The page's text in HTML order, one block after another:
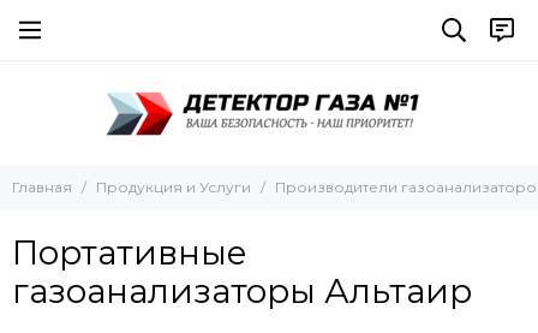
Все товары
ТОП-СЕНС
Группа Компаний “ЭРИС”
BW Technologies by Honeywell
MSA Safety
Все товары
Портативные газоанализаторы Альтаир
Все товары
Одноканальные Altair
Drager
Главная Продукция и Услуги Производители
Портативные
газоанализаторы Альтаир